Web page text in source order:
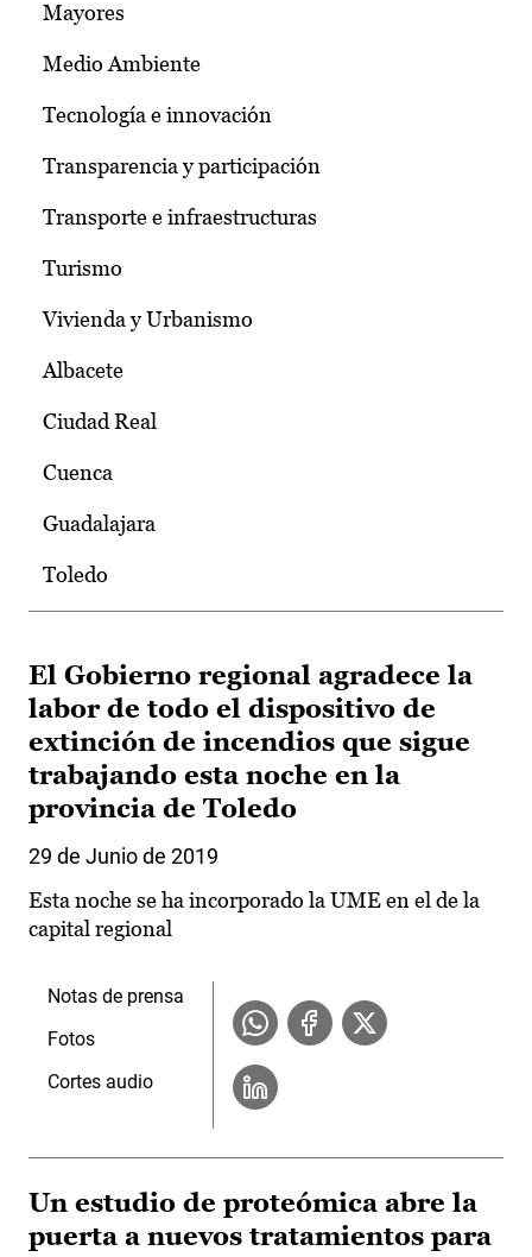
Mayores
Medio Ambiente
Tecnología e innovación
Transparencia y participación
Transporte e infraestructuras
Turismo
Vivienda y Urbanismo
Albacete
Ciudad Real
Cuenca
Guadalajara
Toledo
El Gobierno regional agradece la
labor de todo el dispositivo de
extinción de incendios que sigue
trabajando esta noche en la
provincia de Toledo
29 de Junio de 2019
Esta noche se ha incorporado la UME en el de la
capital regional
Notas de prensa
Fotos
Cortes audio
Un estudio de proteómica abre la
puerta a nuevos tratamientos para